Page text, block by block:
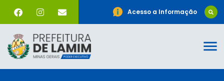
Acesso a Informação